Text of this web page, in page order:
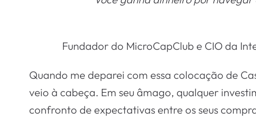
Fundador do MicroCapClub e CIO da
Quando me deparei com essa colocação de
veio à cabeça. Em seu âmago, qualquer
confronto de expectativas entre os seus